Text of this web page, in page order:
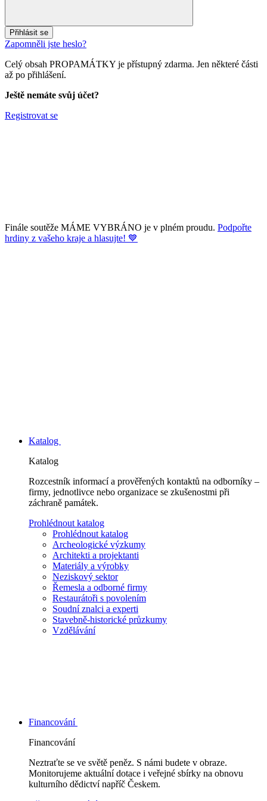
Přihlásit se
Zapomněli jste heslo?
Celý obsah PROPAMÁTKY je přístupný zdarma. Jen některé části
až po přihlášení.
Ještě nemáte svůj účet?
Registrovat se
Finále soutěže MÁME VYBRÁNO je v plném proudu. Podpořte
hrdiny z vašeho kraje a hlasujte! 💙
Katalog
Katalog
Rozcestník informací a prověřených kontaktů na odborníky –
firmy, jednotlivce nebo organizace se zkušenostmi při
záchraně památek.
Prohlédnout katalog
Prohlédnout katalog
Archeologické výzkumy
Architekti a projektanti
Materiály a výrobky
Neziskový sektor
Řemesla a odborné firmy
Restaurátoři s povolením
Soudní znalci a experti
Stavebně-historické průzkumy
Vzdělávání
Financování
Financování
Neztraťte se ve světě peněz. S námi budete v obraze.
Monitorujeme aktuální dotace i veřejné sbírky na obnovu
kulturního dědictví napříč Českem.